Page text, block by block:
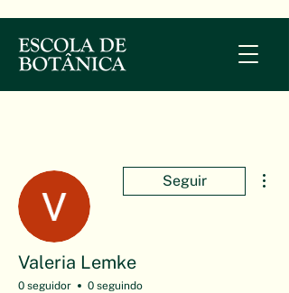
Seguir
Valeria Lemke
0 seguidor 0 seguindo